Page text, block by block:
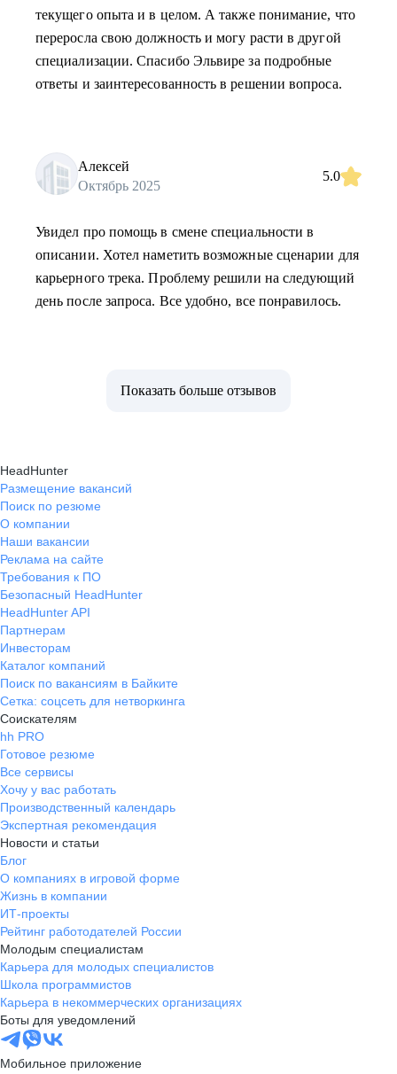
текущего опыта и в целом. А также понимание, что
переросла свою должность и могу расти в другой
специализации. Спасибо Эльвире за подробные
ответы и заинтересованность в решении вопроса.
Алексей
Октябрь 2025
5.0
Увидел про помощь в смене специальности в
описании. Хотел наметить возможные сценарии для
карьерного трека. Проблему решили на следующий
день после запроса. Все удобно, все понравилось.
Показать больше отзывов
HeadHunter
Размещение вакансий
Поиск по резюме
О компании
Наши вакансии
Реклама на сайте
Требования к ПО
Безопасный HeadHunter
HeadHunter API
Партнерам
Инвесторам
Каталог компаний
Поиск по вакансиям в Байките
Сетка: соцсеть для нетворкинга
Соискателям
hh PRO
Готовое резюме
Все сервисы
Хочу у вас работать
Производственный календарь
Экспертная рекомендация
Новости и статьи
Блог
О компаниях в игровой форме
Жизнь в компании
ИТ-проекты
Рейтинг работодателей России
Молодым специалистам
Карьера для молодых специалистов
Школа программистов
Карьера в некоммерческих организациях
Боты для уведомлений
Мобильное приложение